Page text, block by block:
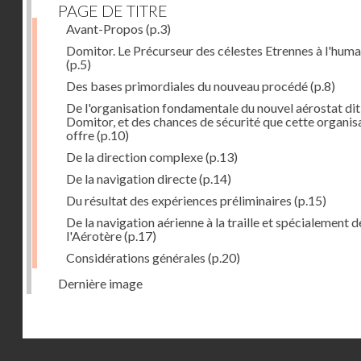
PAGE DE TITRE
Avant-Propos (p.3)
Domitor. Le Précurseur des célestes Etrennes à
(p.5)
Des bases primordiales du nouveau procédé(p.8)
De l'organisation fondamentale du nouvel aérostat dit
Domitor, et des chances de sécurité que cette
offre(p.10)
De la direction complexe(p.13)
De la navigation directe(p.14)
Du résultat des expériences préliminaires (p.15)
De la navigation aérienne à la traille et spécialement
l'Aérotère(p.17)
Considérations générales (p.20)
Dernière image